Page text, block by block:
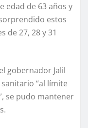
edad de 63 años y
estos
de 27, 28 y 31
gobernador Jalil
“al límite
se pudo mantener